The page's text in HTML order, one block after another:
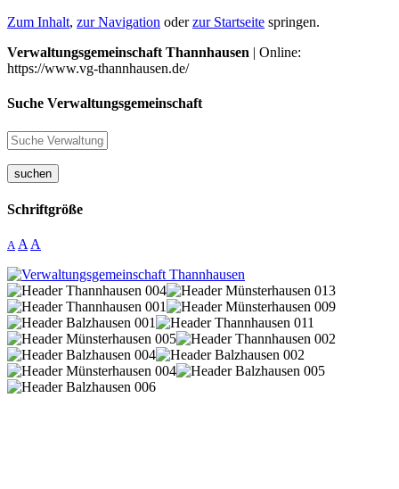
Zum Inhalt, zur Navigation oderzur Startseite springen.
Verwaltungsgemeinschaft Thannhausen | Online:
https://www.vg-thannhausen.de/
Suche Verwaltungsgemeinschaft
suchen
Schriftgröße
A A A